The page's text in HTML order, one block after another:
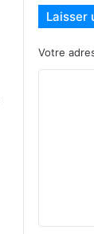
Laisser
Votre
t